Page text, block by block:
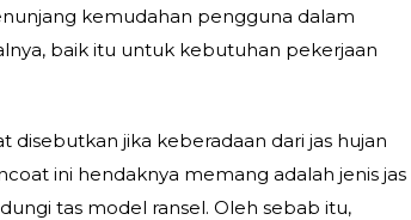
kemudahan pengguna dalam
baik itu untuk kebutuhan pekerjaan
disebutkan jika keberadaan dari jas hujan
ini hendaknya memang adalah jenis jas
tas model ransel. Oleh sebab itu,